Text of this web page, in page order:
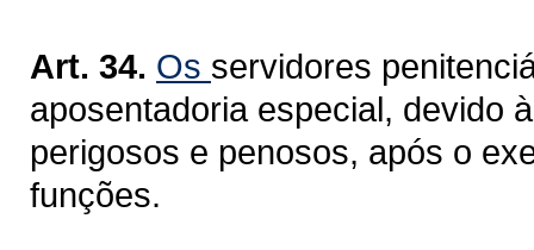
Art. 34. Os servidores
aposentadoria especial, devido
perigosos e penosos, após o
funções.